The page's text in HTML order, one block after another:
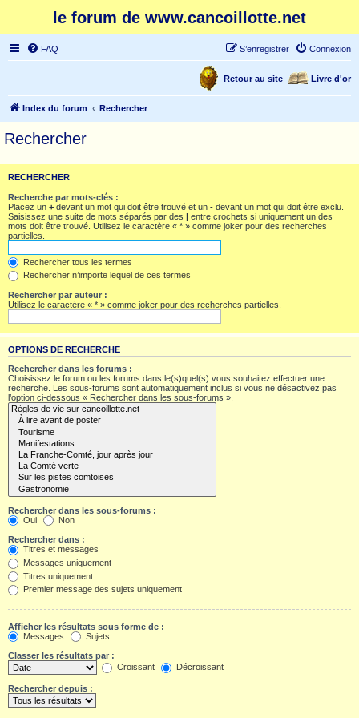
le forum de www.cancoillotte.net
FAQ Connexion
S’enregistrer
Livre d'or
Retour au site
Index du forum Rechercher
Rechercher
RECHERCHER
Recherche par mots-clés :
Placez un + devant un mot qui doit être trouvé et un - devant un mot qui doit être exclu.
Saisissez une suite de mots séparés par des | entre crochets si uniquement un des
mots doit être trouvé. Utilisez le caractère « * » comme joker pour des recherches
partielles.
Rechercher tous les termes
Rechercher n’importe lequel de ces termes
Rechercher par auteur :
Utilisez le caractère « * » comme joker pour des recherches partielles.
OPTIONS DE RECHERCHE
Rechercher dans les forums :
Choisissez le forum ou les forums dans le(s)quel(s) vous souhaitez effectuer une
recherche. Les sous-forums sont automatiquement inclus si vous ne désactivez pas
l’option ci-dessous « Rechercher dans les sous-forums ».
Rechercher dans les sous-forums :
Oui
Non
Rechercher dans :
Titres et messages
Messages uniquement
Titres uniquement
Premier message des sujets uniquement
Afficher les résultats sous forme de :
Messages
Sujets
Classer les résultats par :
Croissant
Décroissant
Rechercher depuis :